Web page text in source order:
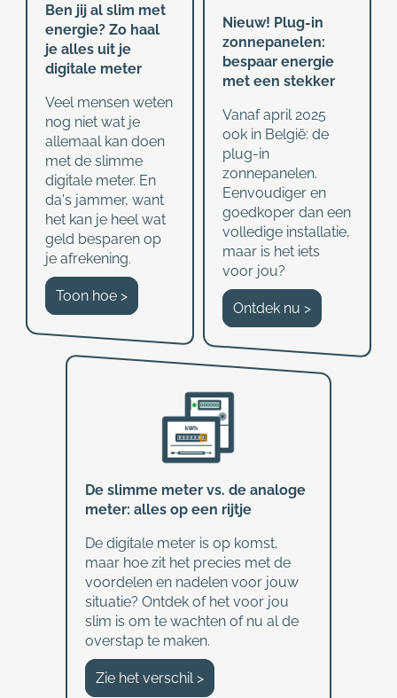
Ben jij al slim met
energie? Zo haal
je alles uit je
digitale meter
Veel mensen weten
nog niet wat je
allemaal kan doen
met de slimme
digitale meter. En
da's jammer, want
het kan je heel wat
geld besparen op
je afrekening.
Toon hoe >
Nieuw! Plug-in
zonnepanelen:
bespaar energie
met een stekker
Vanaf april 2025
ook in België: de
plug-in
zonnepanelen.
Eenvoudiger en
goedkoper dan een
volledige installatie,
maar is het iets
voor jou?
Ontdek nu >
De slimme meter vs. de analoge
meter: alles op een rijtje
De digitale meter is op komst,
maar hoe zit het precies met de
voordelen en nadelen voor jouw
situatie? Ontdek of het voor jou
slim is om te wachten of nu al de
overstap te maken.
Zie het verschil >